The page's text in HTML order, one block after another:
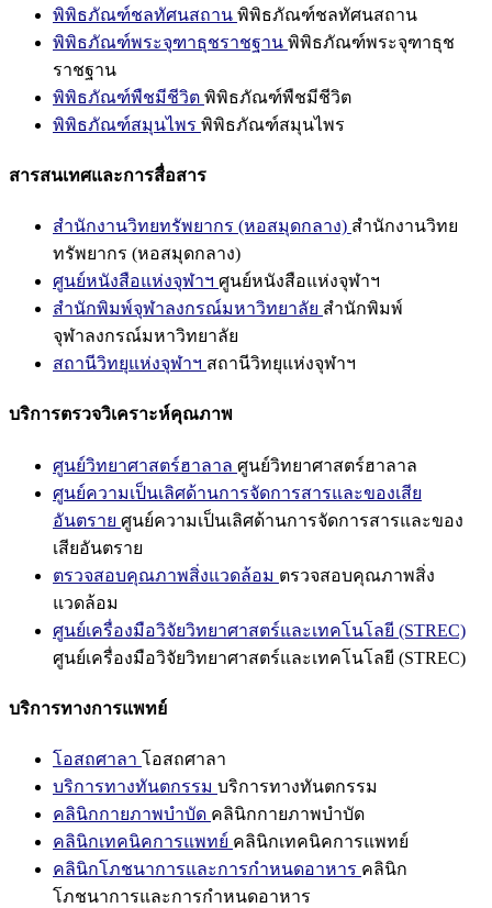
พิพิธภัณฑ์ชลทัศนสถาน พิพิธภัณฑ์ชลทัศนสถาน
พิพิธภัณฑ์พระจุฑาธุชราชฐาน พิพิธภัณฑ์พระจุฑาธุช
ราชฐาน
พิพิธภัณฑ์พืชมีชีวิต พิพิธภัณฑ์พืชมีชีวิต
พิพิธภัณฑ์สมุนไพร พิพิธภัณฑ์สมุนไพร
สารสนเทศและการสื่อสาร
สำนักงานวิทยทรัพยากร (หอสมุดกลาง) สำนักงานวิทย
ทรัพยากร (หอสมุดกลาง)
ศูนย์หนังสือแห่งจุฬาฯ ศูนย์หนังสือแห่งจุฬาฯ
สำนักพิมพ์จุฬาลงกรณ์มหาวิทยาลัย สำนักพิมพ์
จุฬาลงกรณ์มหาวิทยาลัย
สถานีวิทยุแห่งจุฬาฯ สถานีวิทยุแห่งจุฬาฯ
บริการตรวจวิเคราะห์คุณภาพ
ศูนย์วิทยาศาสตร์ฮาลาล ศูนย์วิทยาศาสตร์ฮาลาล
ศูนย์ความเป็นเลิศด้านการจัดการสารและของเสีย
อันตราย ศูนย์ความเป็นเลิศด้านการจัดการสารและของ
เสียอันตราย
ตรวจสอบคุณภาพสิ่งแวดล้อม ตรวจสอบคุณภาพสิ่ง
แวดล้อม
ศูนย์เครื่องมือวิจัยวิทยาศาสตร์และเทคโนโลยี (STREC)
ศูนย์เครื่องมือวิจัยวิทยาศาสตร์และเทคโนโลยี (STREC)
บริการทางการแพทย์
โอสถศาลา โอสถศาลา
บริการทางทันตกรรม บริการทางทันตกรรม
คลินิกกายภาพบำบัด คลินิกกายภาพบำบัด
คลินิกเทคนิคการแพทย์ คลินิกเทคนิคการแพทย์
คลินิกโภชนาการและการกำหนดอาหาร คลินิก
โภชนาการและการกำหนดอาหาร